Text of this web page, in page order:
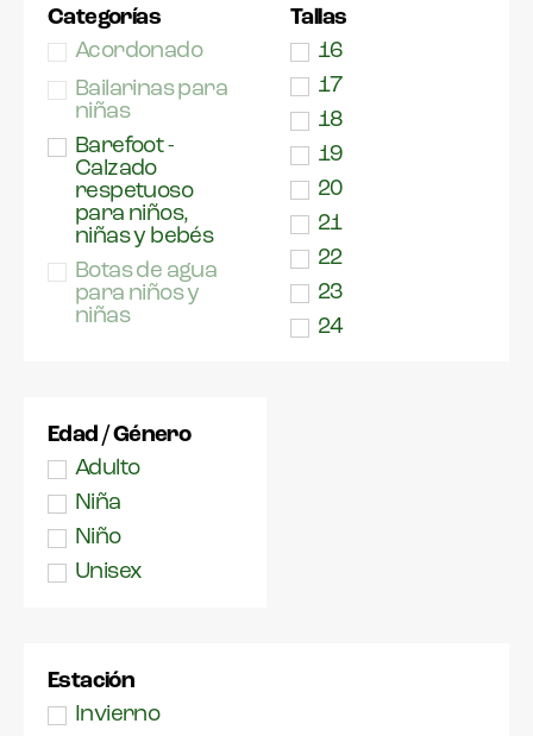
Categorías
Acordonado
Bailarinas para
niñas
Barefoot -
Calzado
respetuoso
para niños,
niñas y bebés
Botas de agua
para niños y
niñas
Casual
Deportivas para
niños y niñas
Espartos
Náuticos
Tallas
16
17
18
19
20
21
22
23
24
Edad / Género
Adulto
Niña
Niño
Unisex
Estación
Invierno